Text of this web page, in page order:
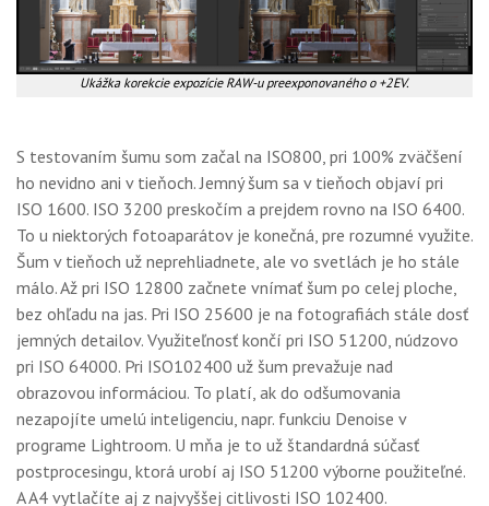
Ukážka korekcie expozície RAW-u preexponovaného o +2EV.
S testovaním šumu som začal na ISO800, pri 100% zväčšení
ho nevidno ani v tieňoch. Jemný šum sa v tieňoch objaví pri
ISO 1600. ISO 3200 preskočím a prejdem rovno na ISO 6400.
To u niektorých fotoaparátov je konečná, pre rozumné využite.
Šum v tieňoch už neprehliadnete, ale vo svetlách je ho stále
málo. Až pri ISO 12800 začnete vnímať šum po celej ploche,
bez ohľadu na jas. Pri ISO 25600 je na fotografiách stále dosť
jemných detailov. Využiteľnosť končí pri ISO 51200, núdzovo
pri ISO 64000. Pri ISO102400 už šum prevažuje nad
obrazovou informáciou. To platí, ak do odšumovania
nezapojíte umelú inteligenciu, napr. funkciu Denoise v
programe Lightroom. U mňa je to už štandardná súčasť
postprocesingu, ktorá urobí aj ISO 51200 výborne použiteľné.
A A4 vytlačíte aj z najvyššej citlivosti ISO 102400.